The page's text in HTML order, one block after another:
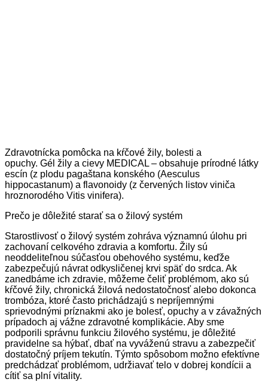
Zdravotnícka pomôcka na kŕčové žily, bolesti a
opuchy. Gél žily a cievy MEDICAL – obsahuje prírodné látky
escín (z plodu pagaštana konského (Aesculus
hippocastanum) a flavonoidy (z červených listov viniča
hroznorodého Vitis vinifera).
Prečo je dôležité starať sa o žilový systém
Starostlivosť o žilový systém zohráva významnú úlohu pri
zachovaní celkového zdravia a komfortu. Žily sú
neoddeliteľnou súčasťou obehového systému, keďže
zabezpečujú návrat odkysličenej krvi späť do srdca. Ak
zanedbáme ich zdravie, môžeme čeliť problémom, ako sú
kŕčové žily, chronická žilová nedostatočnosť alebo dokonca
trombóza, ktoré často prichádzajú s nepríjemnými
sprievodnými príznakmi ako je bolesť, opuchy a v závažných
prípadoch aj vážne zdravotné komplikácie. Aby sme
podporili správnu funkciu žilového systému, je dôležité
pravidelne sa hýbať, dbať na vyváženú stravu a zabezpečiť
dostatočný príjem tekutín. Týmto spôsobom možno efektívne
predchádzať problémom, udržiavať telo v dobrej kondícii a
cítiť sa plní vitality.